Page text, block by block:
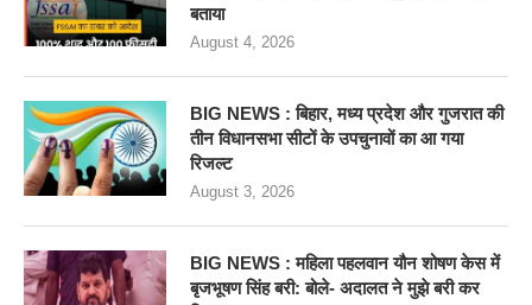
बताया
August 4, 2026
BIG NEWS : बिहार, मध्य प्रदेश और गुजरात की
तीन विधानसभा सीटों के उपचुनावों का आ गया
रिजल्ट
August 3, 2026
BIG NEWS : महिला पहलवान यौन शोषण केस में
बृजभूषण सिंह बरी: बोले- अदालत ने मुझे बरी कर